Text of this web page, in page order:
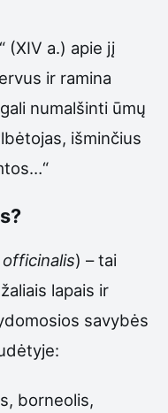
(XIV a.) apie jį
ir ramina
numalšinti ūmų
išminčius
officinalis) – tai
lapais ir
savybės
borneolis,